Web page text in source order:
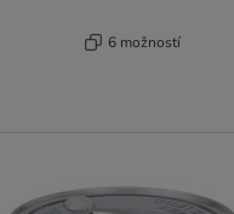
6 možností